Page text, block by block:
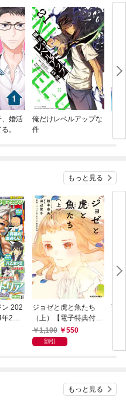
、婚活
。
俺だけレベルアップな
件
もっと見る
ン 202
2月9
ジョゼと虎と魚たち
（上）【電子特典付
き】1,100 550
割引
荒
もっと見る